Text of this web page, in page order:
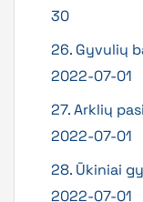
30
26. Gyvulių
2022-07-01
27. Arklių
2022-07-01
28. Ūkiniai
2022-07-01